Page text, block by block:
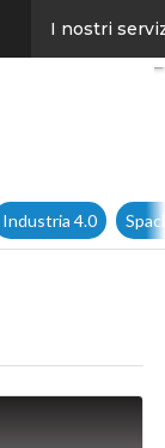
I nostri
Industria 4.0